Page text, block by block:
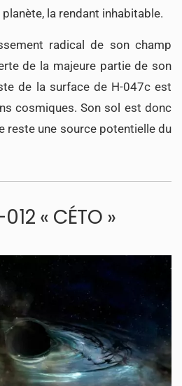
la rendant inhabitable.
radical de son champ
de la majeure partie de son
de la surface de H-047c est
cosmiques. Son sol est donc
reste une source potentielle du
« CÉTO »